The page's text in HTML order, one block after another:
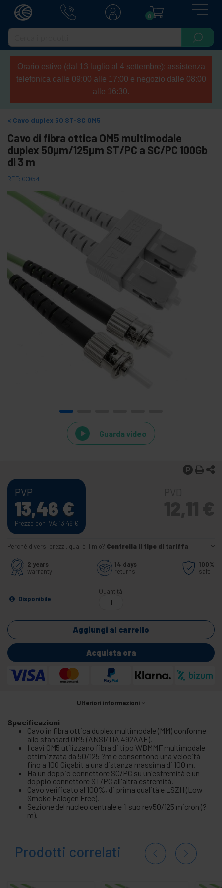
0
Orario estivo (dal 13 luglio al 4 settembre): assistenza
telefonica dalle 09:00 alle 17:00 e negozio dalle 08:00
alle 16:30.
Cavo duplex 50 ST-SC OM5
Cavo di fibra ottica OM5 multimodale
duplex 50µm/125µm ST/PC a SC/PC 100Gb
di 3 m
REF: GC054
Guarda video
PVP
13,46 €
Prezzo con IVA: 13,46 €
Perché diversi prezzi, qual è il mio? Controlla il tipo di tariffa
2 years
warranty
14 days
returns
100%
safe
Disponibile
Quantità
Aggiungi al carrello
Acquista ora
Ulteriori informazioni
Specificazioni
Cavo in fibra ottica duplex multimodale (MM) conforme
allo standard OM5 (ANSI/TIA 492AAE).
I cavi OM5 utilizzano fibra di tipo WBMMF multimodale
ottimizzata da 50/125 ?m e consentono una velocità
fino a 100 Gigabit a una distanza massima di 100 m.
Ha un doppio connettore SC/PC su un'estremità e un
doppio connettore ST/PC all'altra estremità.
Cavo verificato al 100%, di prima qualità e LSZH (Low
Smoke Halogen Free).
Sezione del nucleo centrale e il suo rev50/125 micron (?
m).
Prodotti correlati